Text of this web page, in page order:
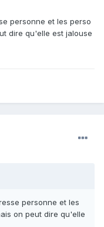
personne et les perso
dire qu'elle est jalouse
personne et les
on peut dire qu'elle